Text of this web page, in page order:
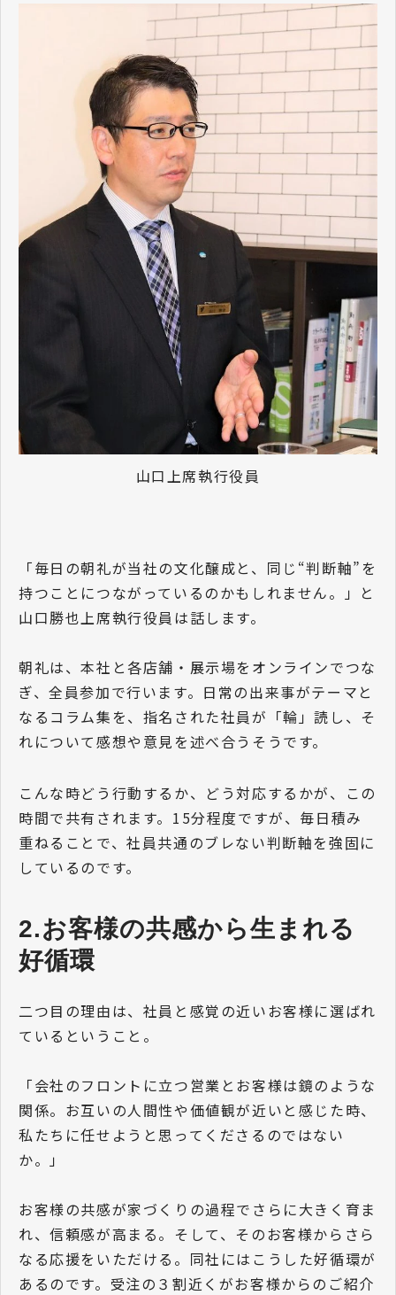
山口上席執行役員
「毎日の朝礼が当社の文化醸成と、同じ“判断軸”を
持つことにつながっているのかもしれません。」と
山口勝也上席執行役員は話します。
朝礼は、本社と各店舗・展示場をオンラインでつな
ぎ、全員参加で行います。日常の出来事がテーマと
なるコラム集を、指名された社員が「輪」読し、そ
れについて感想や意見を述べ合うそうです。
こんな時どう行動するか、どう対応するかが、この
時間で共有されます。15分程度ですが、毎日積み
重ねることで、社員共通のブレない判断軸を強固に
しているのです。
2.お客様の共感から生まれる
好循環
二つ目の理由は、社員と感覚の近いお客様に選ばれ
ているということ。
「会社のフロントに立つ営業とお客様は鏡のような
関係。お互いの人間性や価値観が近いと感じた時、
私たちに任せようと思ってくださるのではない
か。」
お客様の共感が家づくりの過程でさらに大きく育ま
れ、信頼感が高まる。そして、そのお客様からさら
なる応援をいただける。同社にはこうした好循環が
あるのです。受注の３割近くがお客様からのご紹介